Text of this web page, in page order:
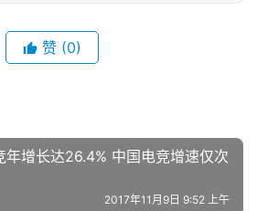
赞 (0)
年增长达26.4% 中国电竞增速仅次
2017年11月9日 9:52 上午